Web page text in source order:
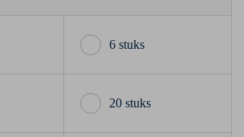
6 stuks
20 stuks